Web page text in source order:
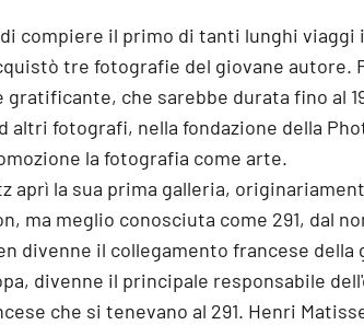
di compiere il primo di tanti lunghi
tre fotografie del giovane autore.
che sarebbe durata fino al
altri fotografi, nella fondazione della
la fotografia come arte.
aprì la sua prima galleria,
ma meglio conosciuta come 291, dal
divenne il collegamento francese
divenne il principale responsabile
che si tenevano al 291. Henri Matisse